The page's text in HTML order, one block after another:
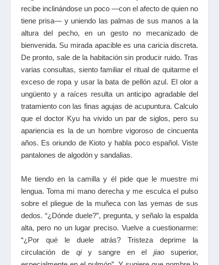
recibe inclinándose un poco —con el afecto de quien no
tiene prisa— y uniendo las palmas de sus manos a la
altura del pecho, en un gesto no mecanizado de
bienvenida. Su mirada apacible es una caricia discreta.
De pronto, sale de la habitación sin producir ruido. Tras
varias consultas, siento familiar el ritual de quitarme el
exceso de ropa y usar la bata de pellón azul. El olor a
ungüento y a raíces resulta un anticipo agradable del
tratamiento con las finas agujas de acupuntura. Calculo
que el doctor Kyu ha vivido un par de siglos, pero su
apariencia es la de un hombre vigoroso de cincuenta
años. Es oriundo de Kioto y habla poco español. Viste
pantalones de algodón y sandalias.
Me tiendo en la camilla y él pide que le muestre mi
lengua. Toma mi mano derecha y me esculca el pulso
sobre el pliegue de la muñeca con las yemas de sus
dedos. “¿Dónde duele?”, pregunta, y señalo la espalda
alta, pero no un lugar preciso. Vuelve a cuestionarme:
“¿Por qué le duele atrás? Tristeza deprime la
circulación de qiy sangre en el jiaosuperior,